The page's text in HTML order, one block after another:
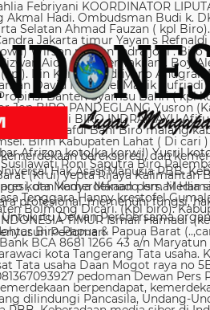
berekspresi, dan
Hak Asasi Manusia PBB.
dan kemerdekaan pers.
profesional, memenuhi fungsi,
itu Dewan Persbersama
Pedoman